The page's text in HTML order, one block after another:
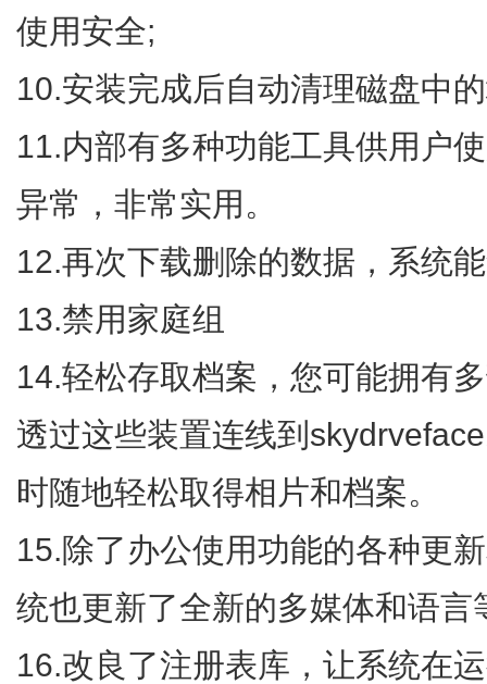
使用安全;
10.安装完成后自动清理磁盘中
11.内部有多种功能工具供用户
异常，非常实用。
12.再次下载删除的数据，系统
13.禁用家庭组
14.轻松存取档案，您可能拥有
透过这些装置连线到
时随地轻松取得相片和档案。
15.除了办公使用功能的各种更
统也更新了全新的多媒体和语言
16.改良了注册表库，让系统在